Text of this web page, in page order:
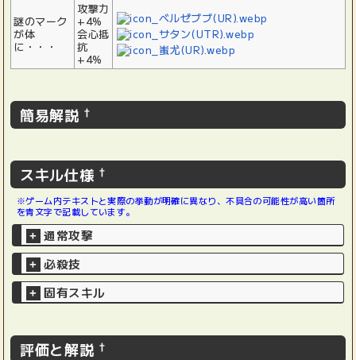
謎のマーク
が体
に・・・
攻撃力
+4%
会心抵
抗
+4%
簡易解説 †
スキル仕様 †
※ゲーム内テキストと実際の挙動が明確に異なり、不具合の可能性が高い箇所
を青文字で記載しています。
+ 通常攻撃
+ 必殺技
+ 固有スキル
評価と解説 †